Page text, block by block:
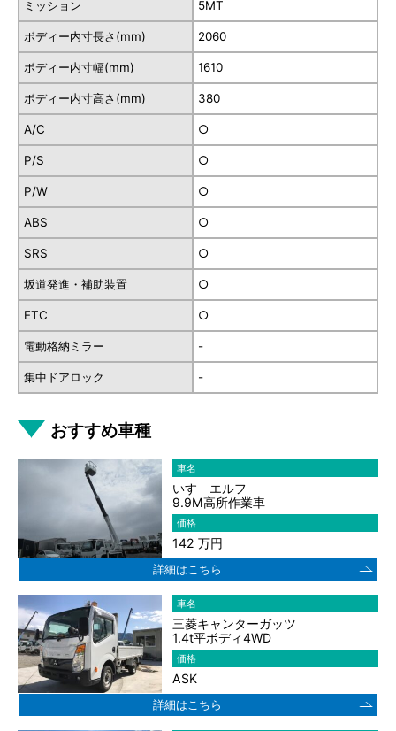
ミッション 5MT
ボディー内寸長さ(mm) 2060
ボディー内寸幅(mm) 1610
ボディー内寸高さ(mm) 380
A/C ○
P/S ○
P/W ○
ABS ○
SRS ○
坂道発進・補助装置 ○
ETC ○
電動格納ミラー -
集中ドアロック -
おすすめ車種
車名
いすゞエルフ
9.9M高所作業車
価格
142 万円
詳細はこちら
車名
三菱キャンターガッツ
1.4t平ボディ4WD
価格
ASK
詳細はこちら